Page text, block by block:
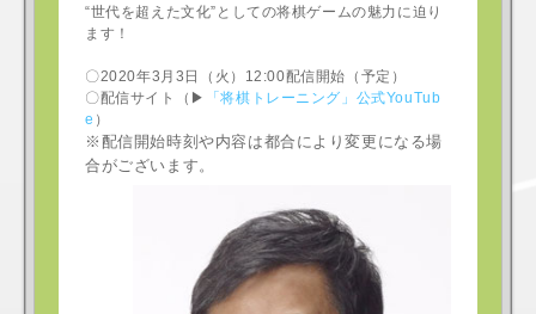
“世代を超えた文化”としての将棋ゲームの魅力に迫り
ます！
〇2020年3月3日（火）12:00配信開始（予定）
〇配信サイト（▶
「将棋トレーニング」公式YouTub
e ）
※配信開始時刻や内容は都合により変更になる場
合がございます。